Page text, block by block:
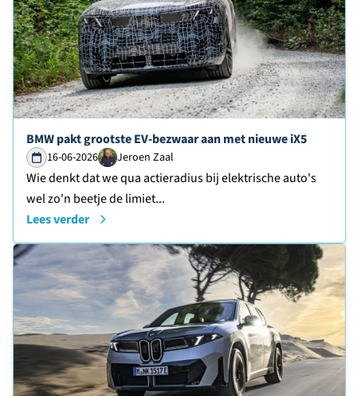
Lees verder over
BMW pakt grootste EV-bezwaar aan met nieuwe iX5
16-06-2026 Jeroen Zaal
Wie denkt dat we qua actieradius bij elektrische auto's
wel zo'n beetje de limiet...
Lees verder